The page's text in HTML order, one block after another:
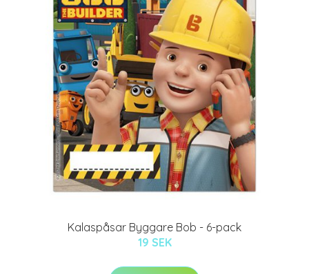
Kalaspåsar Byggare Bob - 6-pack
19 SEK